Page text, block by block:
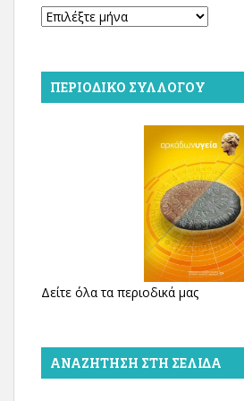
Αρχείο
ΠΕΡΙΟΔΙΚΌ ΣΥΛΛΌΓΟΥ
Δείτε όλα τα περιοδικά μας
ΑΝΑΖΉΤΗΣΗ ΣΤΗ ΣΕΛΊΔΑ